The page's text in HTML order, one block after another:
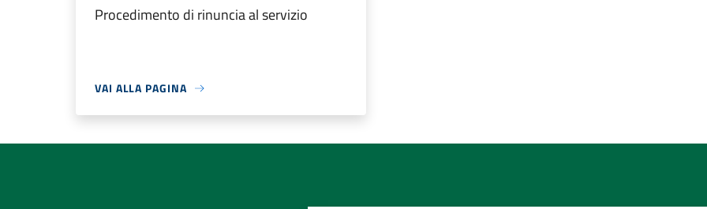
Procedimento di rinuncia al servizio
VAI ALLA PAGINA